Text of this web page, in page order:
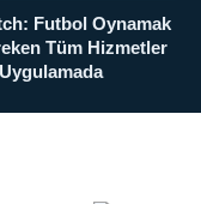
Futbol Oynamak
Tüm Hizmetler